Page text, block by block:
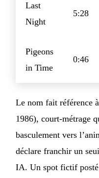
Last
Night
5:28
Pigeons
in Time
0:46
Le nom fait référence
1986), court-métrage
basculement vers
déclare franchir un
IA. Un spot fictif posté